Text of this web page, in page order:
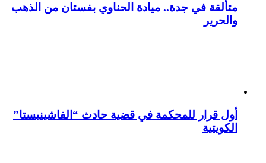
متألقة في جدة.. ميادة الحناوي بفستان من الذهب
والحرير
أول قرار للمحكمة في قضية حادث “الفاشينيستا”
الكويتية